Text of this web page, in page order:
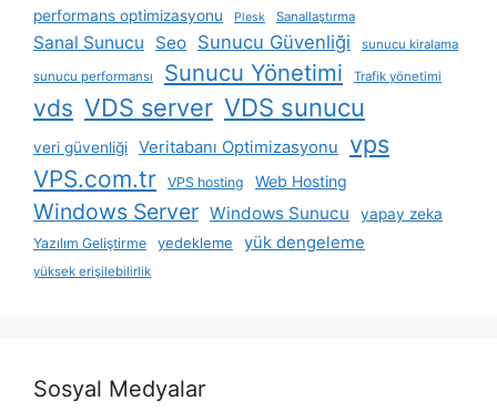
performans optimizasyonu Plesk Sanallaştırma
Sanal Sunucu Seo Sunucu Güvenliği sunucu kiralama
sunucu performansı Sunucu Yönetimi Trafik yönetimi
vds VDS server VDS sunucu
veri güvenliği Veritabanı Optimizasyonu vps
VPS.com.tr VPS hosting Web Hosting
Windows Server Windows Sunucu yapay zeka
Yazılım Geliştirme yedekleme yük dengeleme
yüksek erişilebilirlik
Sosyal Medyalar